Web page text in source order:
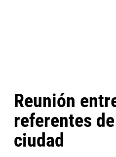
Reunión
referentes
ciudad